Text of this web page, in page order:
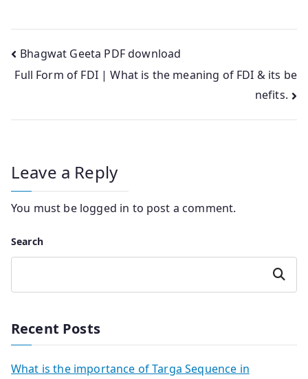
Post
navigation
Bhagwat Geeta PDF download
Full Form of FDI | What is the meaning of FDI & its be
nefits.
Leave a Reply
You must be logged in to post a comment.
Search
Search
Recent Posts
What is the importance of Targa Sequence in